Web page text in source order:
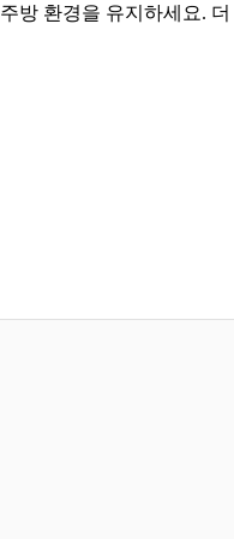
방 환경을 유지하세요.